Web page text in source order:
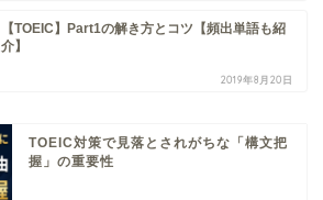
【TOEIC】Part1の解き方とコツ【頻出単語も紹
介】
2019年8月20日
TOEIC対策で見落とされがちな「構文把
握」の重要性